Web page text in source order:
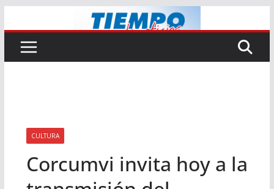
al
contenido
CULTURA
Corcumvi invita hoy a la